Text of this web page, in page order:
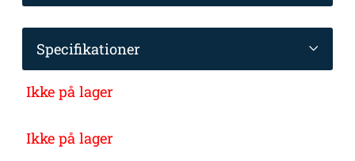
Specifikationer
Ikke på lager
Ikke på lager